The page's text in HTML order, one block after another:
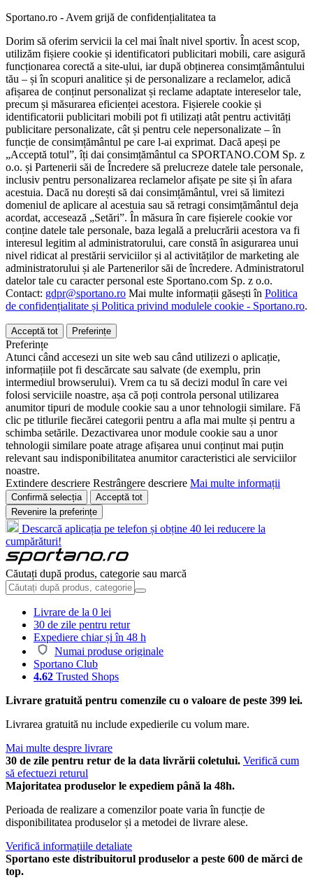
Sportano.ro - Avem grijă de confidențialitatea ta
Dorim să oferim servicii la cel mai înalt nivel sportiv. În acest scop,
utilizăm fișiere cookie și identificatori publicitari mobili, care asigură
funcționarea corectă a site-ului, iar după obținerea consimțământului
tău – și în scopuri analitice și de personalizare a reclamelor, adică
afișarea de conținut personalizat și reclame adaptate intereselor tale,
precum și măsurarea eficienței acestora. Fișierele cookie și
identificatorii publicitari mobili pot fi utilizați atât pentru activități
publicitare personalizate, cât și pentru cele nepersonalizate – în
funcție de consimțământul pe care l-ai exprimat. Dacă apeși pe
„Acceptă totul”, îți dai consimțământul ca SPORTANO.COM Sp. z
o.o. și Partenerii săi de Încredere să prelucreze datele tale personale,
inclusiv pentru personalizarea reclamelor afișate pe site și în afara
acestuia. Dacă nu dorești să dai consimțământul, vrei să limitezi
domeniul de aplicare al acestuia sau să retragi consimțământul deja
acordat, accesează „Setări”. În măsura în care fișierele cookie vor
conține datele tale personale, baza legală a prelucrării acestora va fi
interesul legitim al administratorului, care constă în asigurarea unui
nivel ridicat al prestării serviciilor și al activităților de marketing ale
administratorului și ale Partenerilor săi de încredere. Administratorul
datelor tale cu caracter personal este Sportano.com Sp. z o.o.
Contact: gdpr@sportano.ro Mai multe informații găsești în Politica
de confidențialitate și Politica privind modulele cookie - Sportano.ro.
Acceptă tot Preferințe
Preferințe
Atunci când accesezi un site web sau când utilizezi o aplicație,
informațiile pot fi descărcate sau salvate (de exemplu, prin
intermediul browserului). Vrem ca tu să decizi modul în care vei
folosi serviciile noastre, așa că poți controla personal utilizarea
anumitor tipuri de module cookie sau a unor tehnologii similare. Fă
clic pe titlurile fiecărei categorii pentru a afla mai multe și pentru a
schimba setările. Dezactivarea unor module cookie sau a unor
tehnologii similare poate atrage afișarea unui conținut mai puțin
relevant sau indisponibilitatea anumitor caracteristici ale serviciilor
noastre.
Extindere descriere Restrângere descriere Mai multe informații
Confirmă selecția
Acceptă tot
Revenire la preferințe
Descarcă aplicația pe telefon și obține 40 lei reducere la
cumpărături!
Căutați după produs, categorie sau marcă
Livrare de la 0 lei
30 de zile pentru retur
Expediere chiar și în 48 h
Numai produse originale
Sportano Club
4.62 Trusted Shops
Livrare gratuită pentru comenzile cu o valoare de peste 399 lei.
Livrarea gratuită nu include expedierile cu volum mare.
Mai multe despre livrare
30 de zile pentru retur de la data livrării coletului. Verifică cum
să efectuezi returul
Majoritatea produselor le expediem până la 48h.
Perioada de realizare a comenzilor poate varia în funcție de
disponibilitatea produselor și a metodei de livrare alese.
Verifică informațiile detaliate
Sportano este distribuitorul produselor a peste 600 de mărci de
top.